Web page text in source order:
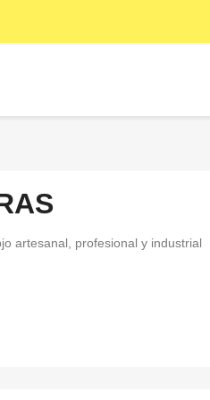
artesanal, profesional y industrial